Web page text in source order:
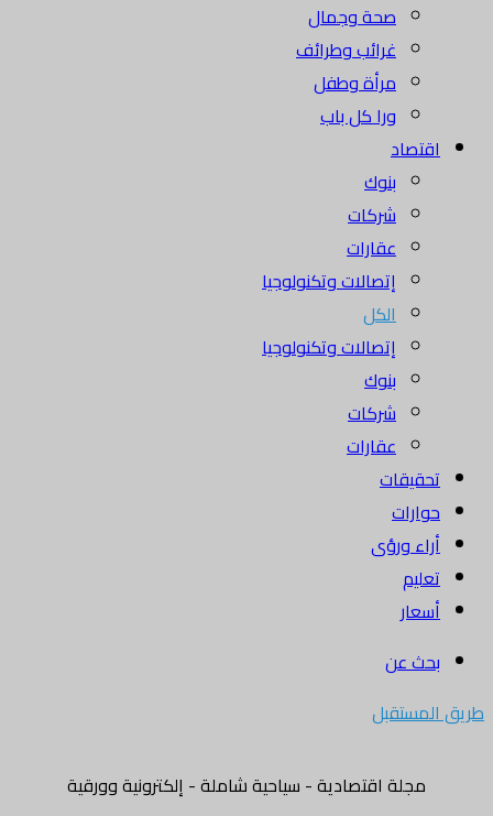
صحة وجمال
غرائب وطرائف
مرأة وطفل
ورا كل باب
اقتصاد
بنوك
شركات
عقارات
إتصالات وتكنولوجيا
الكل
إتصالات وتكنولوجيا
بنوك
شركات
عقارات
تحقيقات
حوارات
أراء ورؤى
تعليم
أسعار
بحث عن
طريق المستقبل
مجلة اقتصادية - سياحية شاملة - إلكترونية وورقية